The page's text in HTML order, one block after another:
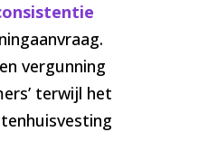
vergunning
terwijl het